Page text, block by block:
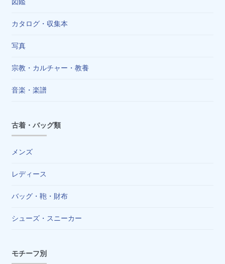
図鑑
カタログ・収集本
写真
宗教・カルチャー・教養
音楽・楽譜
古着・バッグ類
メンズ
レディース
バッグ・鞄・財布
シューズ・スニーカー
モチーフ別